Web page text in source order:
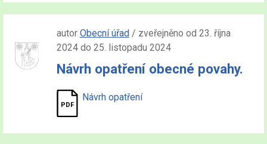
autor Obecní úřad/ zveřejněno od 23. října
2024 do 25. listopadu 2024
Návrh opatření obecné povahy.
Návrh opatření